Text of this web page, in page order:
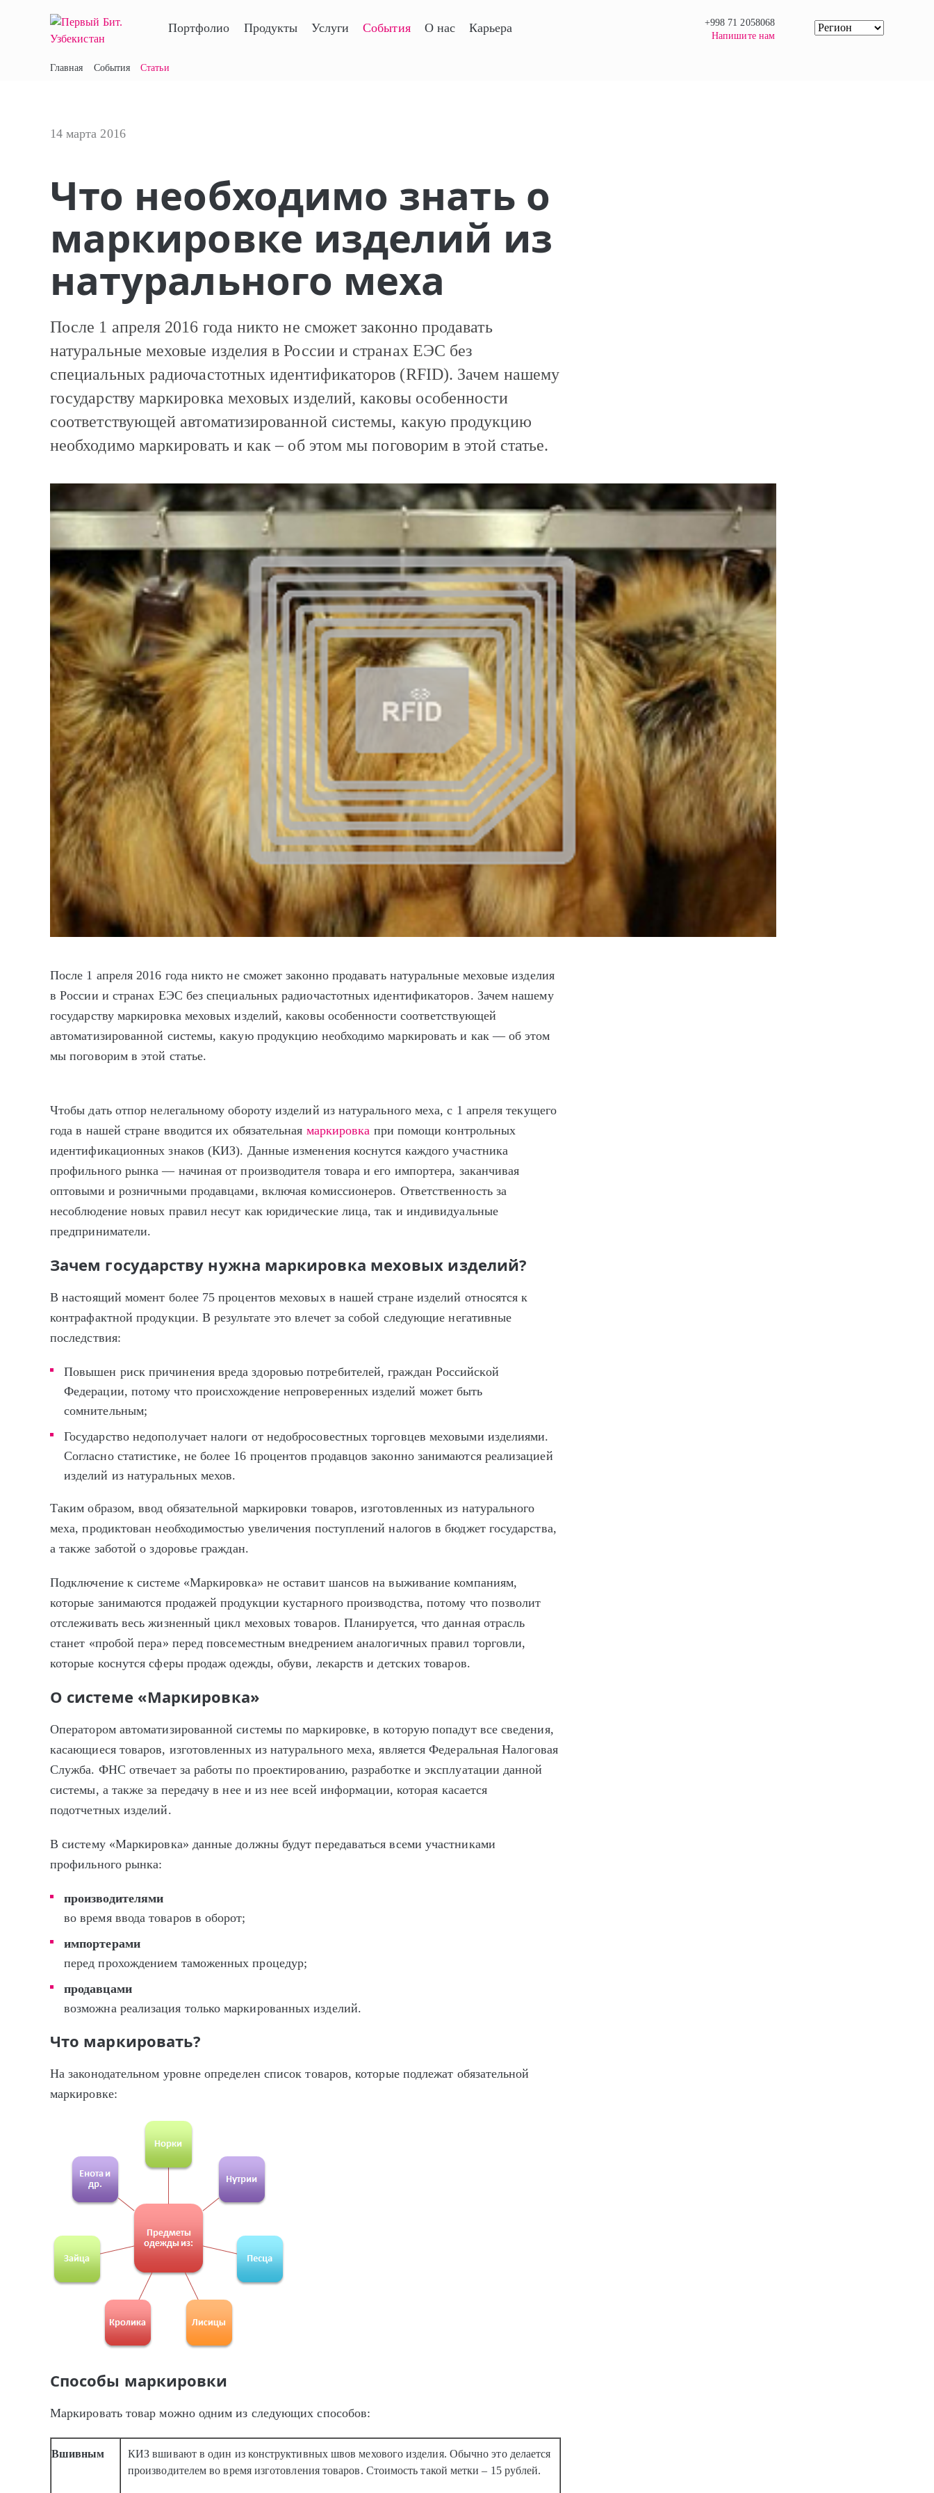
Портфолио Продукты Услуги События О нас Карьера
+998 71 2058068
Напишите нам
Главная События Статьи
14 марта 2016
Что необходимо знать о
маркировке изделий из
натурального меха
После 1 апреля 2016 года никто не сможет законно продавать
натуральные меховые изделия в России и странах ЕЭС без
специальных радиочастотных идентификаторов (RFID). Зачем нашему
государству маркировка меховых изделий, каковы особенности
соответствующей автоматизированной системы, какую продукцию
необходимо маркировать и как – об этом мы поговорим в этой статье.
После 1 апреля 2016 года никто не сможет законно продавать натуральные меховые изделия
в России и странах ЕЭС без специальных радиочастотных идентификаторов. Зачем нашему
государству маркировка меховых изделий, каковы особенности соответствующей
автоматизированной системы, какую продукцию необходимо маркировать и как — об этом
мы поговорим в этой статье.
Чтобы дать отпор нелегальному обороту изделий из натурального меха, с 1 апреля текущего
года в нашей стране вводится их обязательная маркировка при помощи контрольных
идентификационных знаков (КИЗ). Данные изменения коснутся каждого участника
профильного рынка — начиная от производителя товара и его импортера, заканчивая
оптовыми и розничными продавцами, включая комиссионеров. Ответственность за
несоблюдение новых правил несут как юридические лица, так и индивидуальные
предприниматели.
Зачем государству нужна маркировка меховых изделий?
В настоящий момент более 75 процентов меховых в нашей стране изделий относятся к
контрафактной продукции. В результате это влечет за собой следующие негативные
последствия:
Повышен риск причинения вреда здоровью потребителей, граждан Российской
Федерации, потому что происхождение непроверенных изделий может быть
сомнительным;
Государство недополучает налоги от недобросовестных торговцев меховыми изделиями.
Согласно статистике, не более 16 процентов продавцов законно занимаются реализацией
изделий из натуральных мехов.
Таким образом, ввод обязательной маркировки товаров, изготовленных из натурального
меха, продиктован необходимостью увеличения поступлений налогов в бюджет государства,
а также заботой о здоровье граждан.
Подключение к системе «Маркировка» не оставит шансов на выживание компаниям,
которые занимаются продажей продукции кустарного производства, потому что позволит
отслеживать весь жизненный цикл меховых товаров. Планируется, что данная отрасль
станет «пробой пера» перед повсеместным внедрением аналогичных правил торговли,
которые коснутся сферы продаж одежды, обуви, лекарств и детских товаров.
О системе «Маркировка»
Оператором автоматизированной системы по маркировке, в которую попадут все сведения,
касающиеся товаров, изготовленных из натурального меха, является Федеральная Налоговая
Служба. ФНС отвечает за работы по проектированию, разработке и эксплуатации данной
системы, а также за передачу в нее и из нее всей информации, которая касается
подотчетных изделий.
В систему «Маркировка» данные должны будут передаваться всеми участниками
профильного рынка:
производителями
во время ввода товаров в оборот;
импортерами
перед прохождением таможенных процедур;
продавцами
возможна реализация только маркированных изделий.
Что маркировать?
На законодательном уровне определен список товаров, которые подлежат обязательной
маркировке:
Способы маркировки
Маркировать товар можно одним из следующих способов:
Вшивным
КИЗ вшивают в один из конструктивных швов мехового изделия. Обычно это делается
производителем во время изготовления товаров. Стоимость такой метки – 15 рублей.